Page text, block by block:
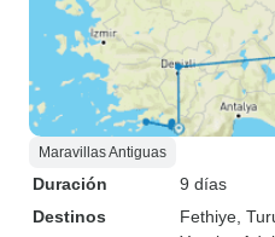
Maravillas Antiguas
Duración
9 días
Destinos
Fethiye ,